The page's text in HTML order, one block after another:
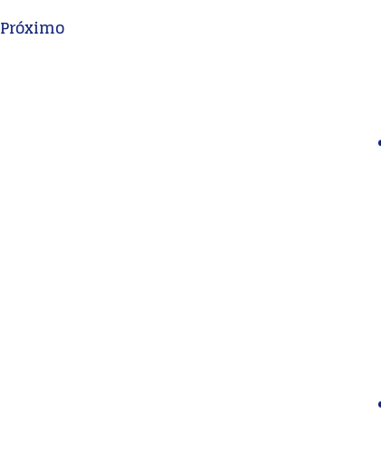
Próximo